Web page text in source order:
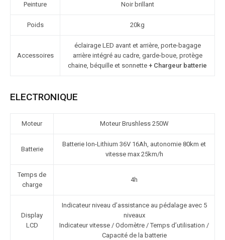
Peinture Noir brillant
Poids 20kg
Accessoires
éclairage LED avant et arrière, porte-bagage
arrière intégré au cadre, garde-boue, protège
chaine, béquille et sonnette + Chargeur batterie
ELECTRONIQUE
Moteur Moteur Brushless 250W
Batterie
Batterie Ion-Lithium 36V 16Ah, autonomie 80km et
vitesse max 25km/h
Temps de
charge
4h
Display
LCD
Indicateur niveau d’assistance au pédalage avec 5
niveaux
Indicateur vitesse / Odomètre / Temps d’utilisation /
Capacité de la batterie